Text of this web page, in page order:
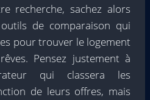
recherche, sachez alors
de comparaison qui
pour trouver le logement
Pensez justement à
qui classera les
de leurs offres, mais